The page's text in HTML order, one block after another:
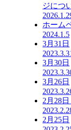
ジにつ
ホーム
2024.1.5
3月31日
3月30日
3月26日
2月28
2月25日